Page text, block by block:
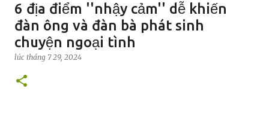
6 địa điểm ''nhậy cảm'' dễ khiến
đàn ông và đàn bà phát sinh
chuyện ngoại tình
lúc tháng 7 29, 2024